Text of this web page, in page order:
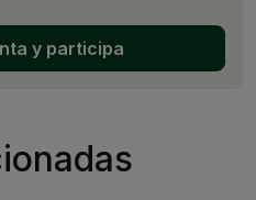
y participa